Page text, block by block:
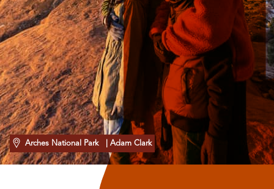
Arches National Park | Adam Clark